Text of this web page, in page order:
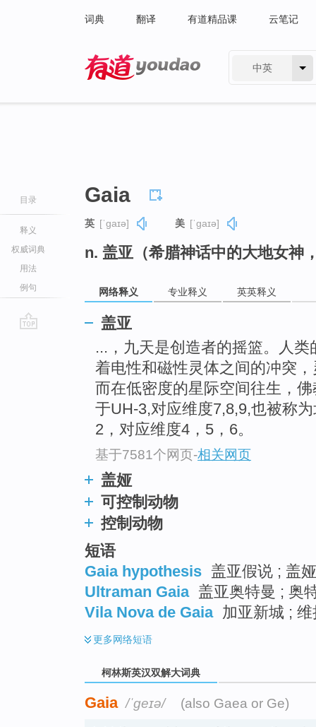
词典 翻译 有道精品课 云笔记
中英
目录
释义
权威词典
用法
例句
Gaia
英 [ˈɡaɪə] 美 [ˈɡaɪə]
n. 盖亚（希腊神话中的大地女神
网络释义 专业释义 英英释义
盖亚
...，九天是创造者的摇篮。人
着电性和磁性灵体之间的冲突
而在低密度的星际空间往生，
于UH-3,对应维度7,8,9,也被称
2，对应维度4，5，6。
基于7581个网页-相关网页
盖娅
可控制动物
控制动物
短语
Gaia hypothesis 盖亚假说 ; 盖
Ultraman Gaia 盖亚奥特曼 ; 奥
Vila Nova de Gaia 加亚新城 ;
更多网络短语
柯林斯英汉双解大词典
Gaia /ˈɡeɪə/ (also Gaea or Ge)